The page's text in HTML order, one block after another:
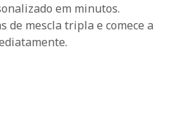
em minutos.
de mescla tripla e comece a